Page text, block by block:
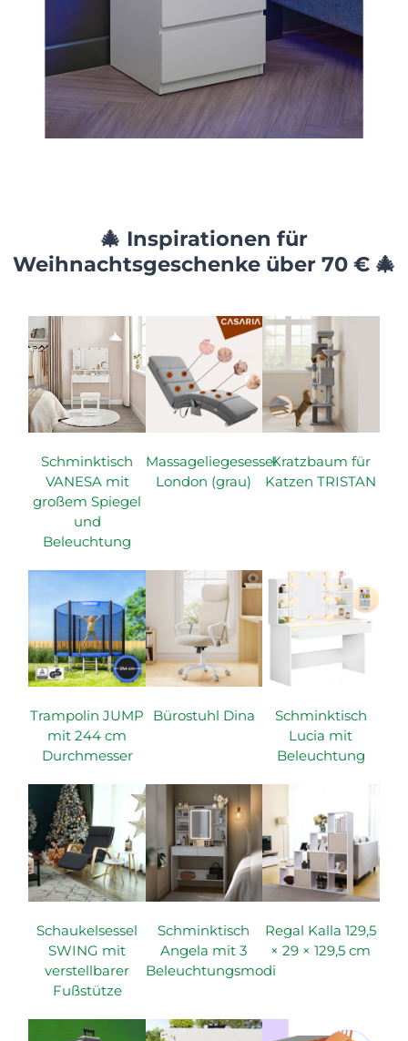
🎄 Inspirationen für
Weihnachtsgeschenke über 70 € 🎄
Schminktisch
VANESA mit
großem Spiegel
und
Beleuchtung
Massageliegesessel
London (grau)
Kratzbaum für
Katzen TRISTAN
Trampolin JUMP
mit 244 cm
Durchmesser
Bürostuhl Dina
Schminktisch
Lucia mit
Beleuchtung
Schaukelsessel
SWING mit
verstellbarer
Fußstütze
Schminktisch
Angela mit 3
Beleuchtungsmodi
Regal Kalla 129,5
× 29 × 129,5 cm